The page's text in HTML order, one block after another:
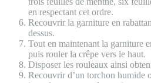
en respectant cet ordre.
Recouvrir la garniture en
dessus.
Tout en maintenant la garniture
puis rouler la crêpe vers le haut.
Disposer les rouleaux ainsi
Recouvrir d’un torchon humide